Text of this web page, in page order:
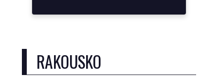
RAKOUSKO